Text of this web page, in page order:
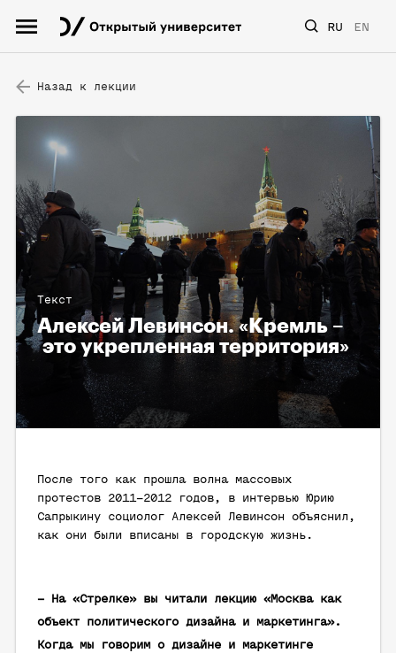
RU EN
Назад к лекции
Текст
Алексей Левинсон. «Кремль –
это укрепленная территория»
После того как прошла волна массовых
протестов 2011–2012 годов, в интервью Юрию
Сапрыкину социолог Алексей Левинсон объяснил,
как они были вписаны в городскую жизнь.
– На «Стрелке» вы читали лекцию «Москва как
объект политического дизайна и маркетинга».
Когда мы говорим о дизайне и маркетинге